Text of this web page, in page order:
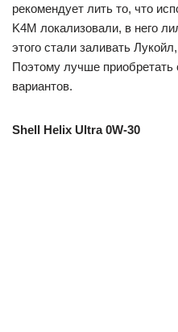
рекомендует лить то, что
K4M локализовали, в него
этого стали заливать
Поэтому лучше
вариантов.
Shell Helix Ultra 0W-30